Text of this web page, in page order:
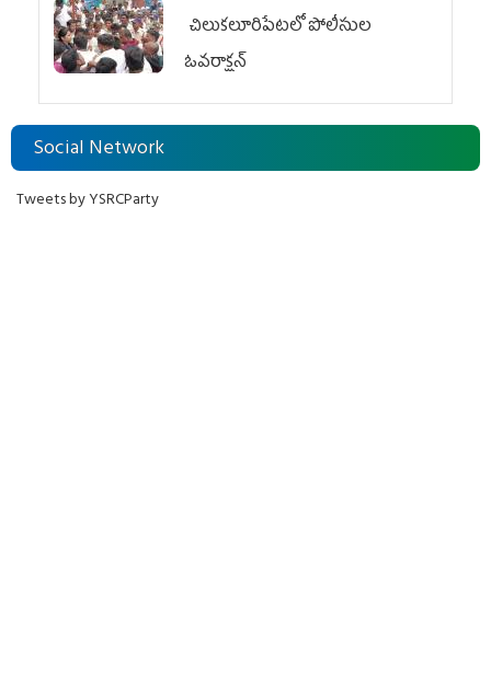
చిలుక‌లూరిపేట‌లో పోలీసుల
ఓవ‌రాక్ష‌న్‌
Social Network
Tweets by YSRCParty